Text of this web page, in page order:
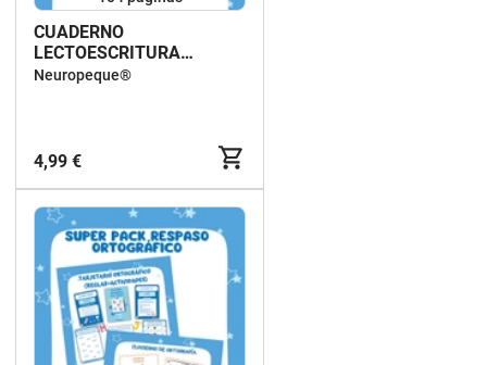
CUADERNO
LECTOESCRITURA
DISLEXIA AMPLIADO 100
Neuropeque®
4,99 €